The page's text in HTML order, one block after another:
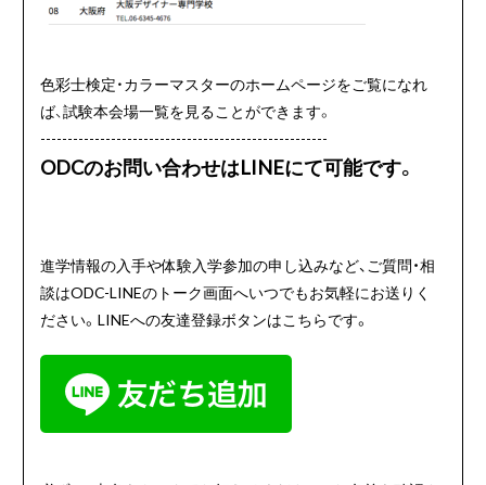
色彩士検定・カラーマスターのホームページをご覧になれ
ば、試験本会場一覧を見ることができます。
-----------------------------------------------------
ODCのお問い合わせはLINEにて可能です。
進学情報の入手や体験入学参加の申し込みなど、ご質問・相
談はODC-LINEのトーク画面へいつでもお気軽にお送りく
ださい。LINEへの友達登録ボタンはこちらです。